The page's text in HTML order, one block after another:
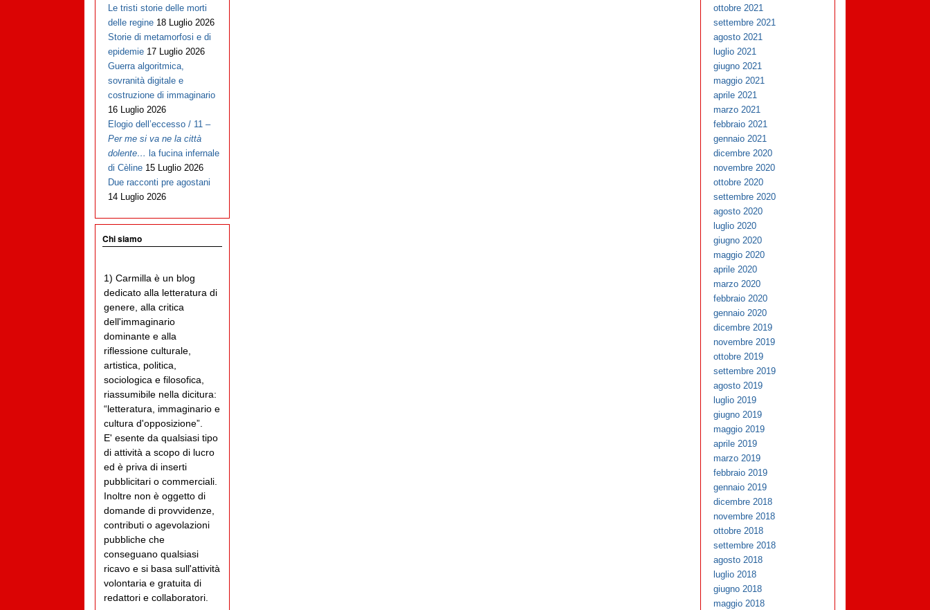
Le tristi storie delle morti
delle regine 18 Luglio 2026
Storie di metamorfosi e di
epidemie 17 Luglio 2026
Guerra algoritmica,
sovranità digitale e
costruzione di immaginario
16 Luglio 2026
Elogio dell’eccesso / 11 –
Per me si va ne la città
dolente… la fucina infernale
di Cèline 15 Luglio 2026
Due racconti pre agostani
14 Luglio 2026
Chi siamo
1) Carmilla è un blog
dedicato alla letteratura di
genere, alla critica
dell'immaginario
dominante e alla
riflessione culturale,
artistica, politica,
sociologica e filosofica,
riassumibile nella dicitura:
“letteratura, immaginario e
cultura d'opposizione”.
E' esente da qualsiasi tipo
di attività a scopo di lucro
ed è priva di inserti
pubblicitari o commerciali.
Inoltre non è oggetto di
domande di provvidenze,
contributi o agevolazioni
pubbliche che
conseguano qualsiasi
ricavo e si basa sull'attività
volontaria e gratuita di
redattori e collaboratori.
ottobre 2021
settembre 2021
agosto 2021
luglio 2021
giugno 2021
maggio 2021
aprile 2021
marzo 2021
febbraio 2021
gennaio 2021
dicembre 2020
novembre 2020
ottobre 2020
settembre 2020
agosto 2020
luglio 2020
giugno 2020
maggio 2020
aprile 2020
marzo 2020
febbraio 2020
gennaio 2020
dicembre 2019
novembre 2019
ottobre 2019
settembre 2019
agosto 2019
luglio 2019
giugno 2019
maggio 2019
aprile 2019
marzo 2019
febbraio 2019
gennaio 2019
dicembre 2018
novembre 2018
ottobre 2018
settembre 2018
agosto 2018
luglio 2018
giugno 2018
maggio 2018